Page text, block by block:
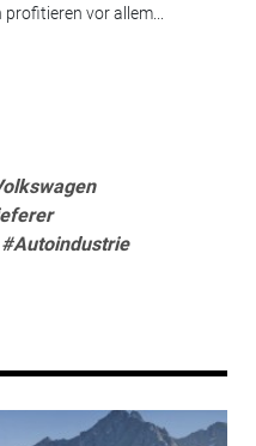
vor allem...
#Autoindustrie